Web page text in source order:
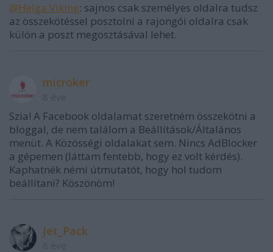
@Helga Viking: sajnos csak személyes oldalra tudsz
az összekötéssel posztolni a rajongói oldalra csak
külön a poszt megosztásával lehet.
microker
Szia! A Facebook oldalamat szeretném összekötni a
bloggal, de nem találom a Beállítások/Általános
menüt. A Közösségi oldalakat sem. Nincs AdBlocker
a gépemen (láttam fentebb, hogy ez volt kérdés).
Kaphatnék némi útmutatót, hogy hol tudom
beállítani? Köszönöm!
Jet_Pack